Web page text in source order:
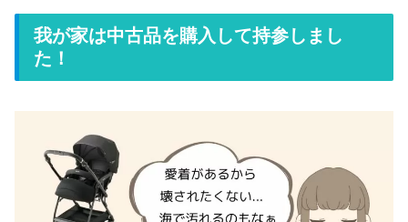
我が家は中古品を購入して持参しまし
た！